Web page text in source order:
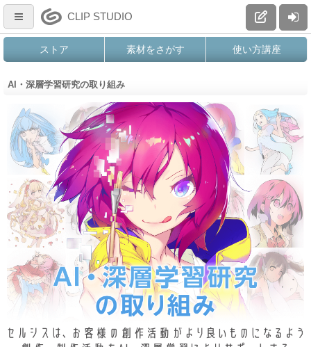
CLIP STUDIO
ストア 素材をさがす 使い方講座
AI・深層学習研究の取り組み